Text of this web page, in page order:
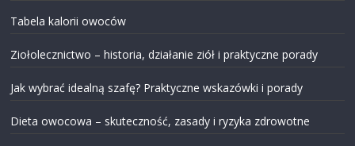
Tabela kalorii owoców
Ziołolecznictwo – historia, działanie ziół i praktyczne porady
Jak wybrać idealną szafę? Praktyczne wskazówki i porady
Dieta owocowa – skuteczność, zasady i ryzyka zdrowotne